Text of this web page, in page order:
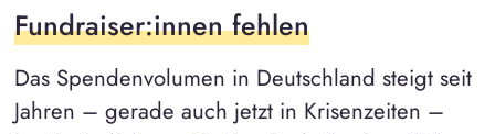
Fundraiser:innen fehlen
Das Spendenvolumen in Deutschland steigt seit
Jahren – gerade auch jetzt in Krisenzeiten –